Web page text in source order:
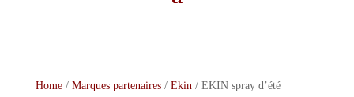
Home/ Marques partenaires/ Ekin/ EKIN spray d’été